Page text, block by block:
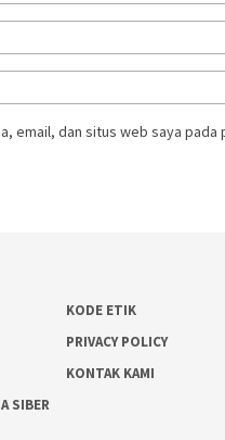
email, dan situs web saya
KODE ETIK
PRIVACY POLICY
KONTAK KAMI
SIBER